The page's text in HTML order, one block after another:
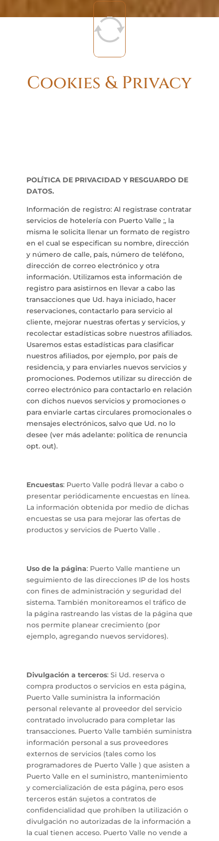
Cookies & Privacy
POLÍTICA DE PRIVACIDAD Y RESGUARDO DE
DATOS.
Información de registro: Al registrase contratar
servicios de hotelería con Puerto Valle ;, la
misma le solicita llenar un formato de registro
en el cual se especifican su nombre, dirección
y número de calle, país, número de teléfono,
dirección de correo electrónico y otra
información. Utilizamos esta información de
registro para asistirnos en llevar a cabo las
transacciones que Ud. haya iniciado, hacer
reservaciones, contactarlo para servicio al
cliente, mejorar nuestras ofertas y servicios, y
recolectar estadísticas sobre nuestros afiliados.
Usaremos estas estadísticas para clasificar
nuestros afiliados, por ejemplo, por país de
residencia, y para enviarles nuevos servicios y
promociones. Podemos utilizar su dirección de
correo electrónico para contactarlo en relación
con dichos nuevos servicios y promociones o
para enviarle cartas circulares promocionales o
mensajes electrónicos, salvo que Ud. no lo
desee (ver más adelante: política de renuncia
opt. out).
Encuestas: Puerto Valle podrá llevar a cabo o
presentar periódicamente encuestas en línea.
La información obtenida por medio de dichas
encuestas se usa para mejorar las ofertas de
productos y servicios de Puerto Valle .
Uso de la página: Puerto Valle mantiene un
seguimiento de las direcciones IP de los hosts
con fines de administración y seguridad del
sistema. También monitoreamos el tráfico de
la página rastreando las vistas de la página que
nos permite planear crecimiento (por
ejemplo, agregando nuevos servidores).
Divulgación a terceros: Si Ud. reserva o
compra productos o servicios en esta página,
Puerto Valle suministra la información
personal relevante al proveedor del servicio
contratado involucrado para completar las
transacciones. Puerto Valle también suministra
información personal a sus proveedores
externos de servicios (tales como los
programadores de Puerto Valle ) que asisten a
Puerto Valle en el suministro, mantenimiento
y comercialización de esta página, pero esos
terceros están sujetos a contratos de
confidencialidad que prohíben la utilización o
divulgación no autorizadas de la información a
la cual tienen acceso. Puerto Valle no vende a